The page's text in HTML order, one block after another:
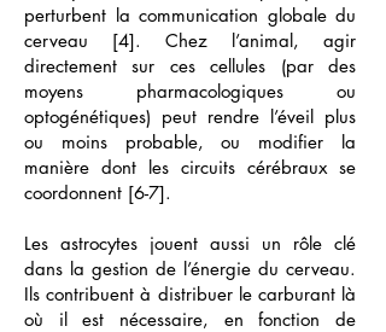
perturbent la communication globale du
cerveau [4]. Chez l’animal, agir
directement sur ces cellules (par des
moyens pharmacologiques ou
optogénétiques) peut rendre l’éveil plus
ou moins probable, ou modifier la
manière dont les circuits cérébraux se
coordonnent [6-7].
Les astrocytes jouent aussi un rôle clé
dans la gestion de l’énergie du cerveau.
Ils contribuent à distribuer le carburant là
où il est nécessaire, en fonction de